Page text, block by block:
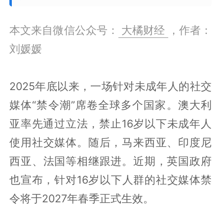
本文来自微信公众号： 大橘财经
，作者：
刘媛媛
2025年底以来，一场针对未成年人的社交
媒体“禁令潮”席卷全球多个国家。澳大利
亚率先通过立法，禁止16岁以下未成年人
使用社交媒体。随后，马来西亚、印度尼
西亚、法国等相继跟进。近期，英国政府
也宣布，针对16岁以下人群的社交媒体禁
令将于2027年春季正式生效。